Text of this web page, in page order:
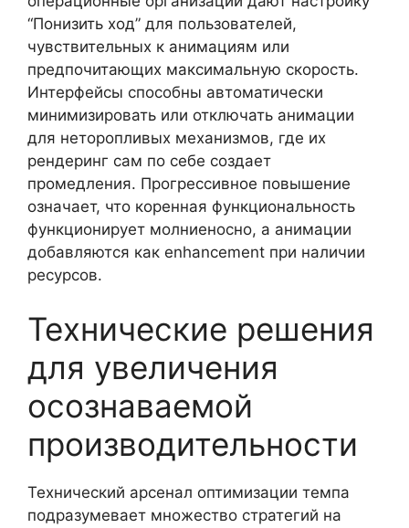
“Понизить ход” для пользователей,
чувствительных к анимациям или
предпочитающих максимальную скорость.
Интерфейсы способны автоматически
минимизировать или отключать анимации
для неторопливых механизмов, где их
рендеринг сам по себе создает
промедления. Прогрессивное повышение
означает, что коренная функциональность
функционирует молниеносно, а анимации
добавляются как enhancement при наличии
ресурсов.
Технические решения
для увеличения
осознаваемой
производительности
Технический арсенал оптимизации темпа
подразумевает множество стратегий на